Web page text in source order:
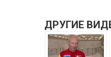
ДРУГИЕ